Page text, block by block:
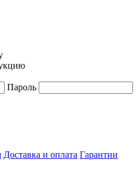
Пароль
Доставка и оплата Гарантии